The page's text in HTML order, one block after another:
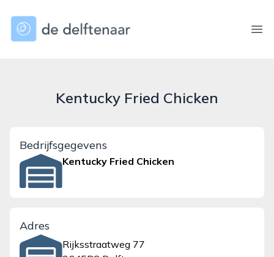
dedelftenaar.nl
Kentucky Fried Chicken
Bedrijfsgegevens
Kentucky Fried Chicken
Adres
Rijksstraatweg 77